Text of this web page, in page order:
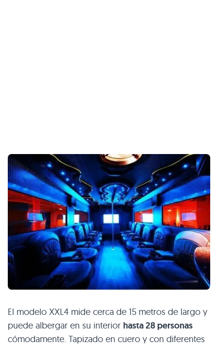
El modelo XXL4 mide cerca de 15 metros de largo y
puede albergar en su interior hasta 28 personas
cómodamente. Tapizado en cuero y con diferentes